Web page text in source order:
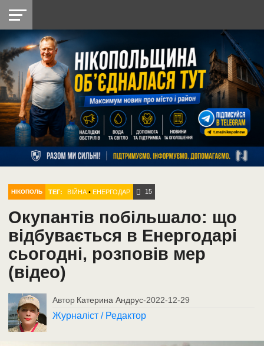
НІКОПОЛЬ
РАЙОН
СІЧЕСЛАВСЬКА
УКРАЇНА
РЕТРО
НІКОПОЛЬ
ЛАЙТ
УКРАЇНА
ДОПОМОГА
РАДІО
НІКОПОЛЬ ТЕГ: ВІЙНА •ЕНЕРГОДАР 15
Окупантів побільшало: що
відбувається в Енергодарі
сьогодні, розповів мер
(відео)
Автор Катерина Андрус-2022-12-29
Журналіст / Редактор